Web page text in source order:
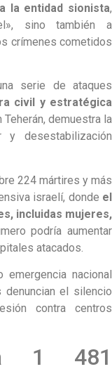
la entidad sionista,
sino también a
crímenes cometidos
serie de ataques
civil y estratégica
Teherán, demuestra la
y desestabilización
224 mártires y más
israelí, donde el
incluidas mujeres,
podría aumentar
atacados.
emergencia nacional
denuncian el silencio
contra centros
1 481